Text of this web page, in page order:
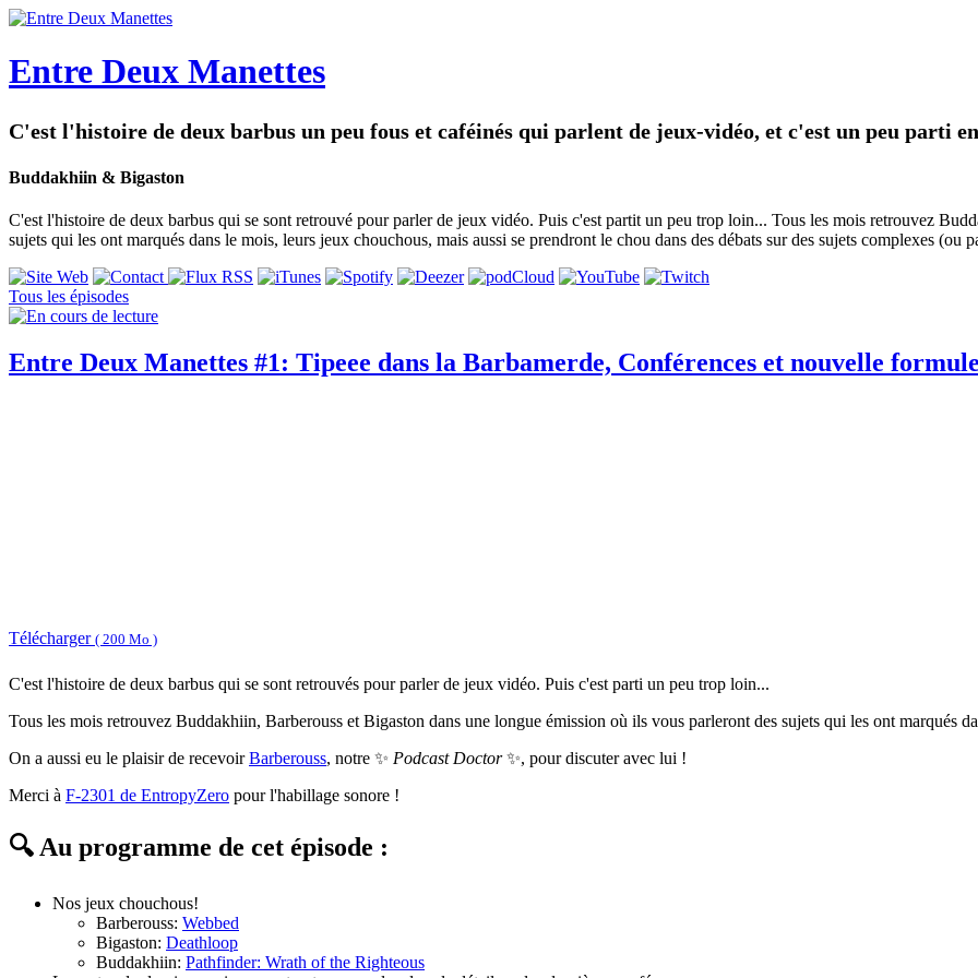
Entre Deux Manettes
C'est l'histoire de deux barbus un peu fous et caféinés qui parlent de jeux-vidéo, et c'est un peu parti
Buddakhiin & Bigaston
C'est l'histoire de deux barbus qui se sont retrouvé pour parler de jeux vidéo. Puis c'est partit un peu trop loin... Tous les mois retrouvez
sujets qui les ont marqués dans le mois, leurs jeux chouchous, mais aussi se prendront le chou dans des débats sur des sujets complexes (ou
Tous les épisodes
Entre Deux Manettes #1: Tipeee dans la Barbamerde, Conférences et nouvelle
Télécharger ( 200 Mo )
C'est l'histoire de deux barbus qui se sont retrouvés pour parler de jeux vidéo. Puis c'est parti un peu trop loin...
Tous les mois retrouvez Buddakhiin, Barberouss et Bigaston dans une longue émission où ils vous parleront des sujets qui les ont marqués
On a aussi eu le plaisir de recevoirBarberouss, notre ✨ Podcast Doctor✨, pour discuter avec lui !
Merci à F-2301 de EntropyZero pour l'habillage sonore !
🔍 Au programme de cet épisode :
Nos jeux chouchous!
Barberouss: Webbed
Bigaston: Deathloop
Buddakhiin: Pathfinder: Wrath of the Righteous